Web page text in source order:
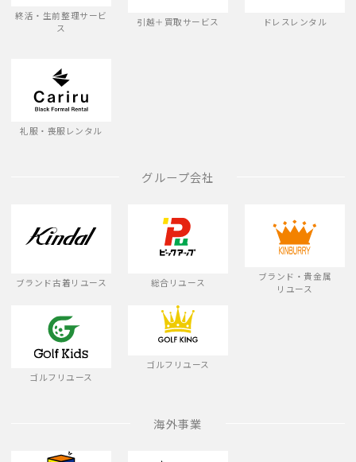
終活・生前整理サービ
ス
引越＋買取サービス ドレスレンタル
礼服・喪服レンタル
グループ会社
ブランド古着リユース 総合リユース
ブランド・貴金属
リユース
ゴルフリユース
ゴルフリユース
海外事業